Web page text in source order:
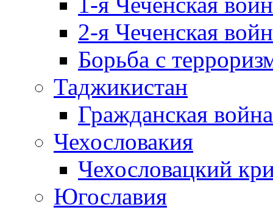
2-я Чеченская
Борьба с
Таджикистан
Гражданская
Чехословакия
Чехословацкий
Югославия